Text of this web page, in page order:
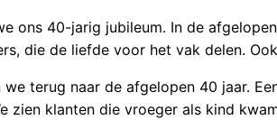
ons 40-jarig jubileum. In de
die de liefde voor het vak delen.
we terug naar de afgelopen 40 jaar.
zien klanten die vroeger als kind